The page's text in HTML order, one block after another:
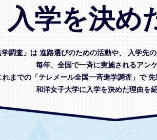
入学を決め
調査」は進路選びのための活動や、入学先
毎年、全国で一斉に実施されるアン
れまでの「テレメール全国一斉進学調査」で先
和洋女子大学に入学を決めた理由を